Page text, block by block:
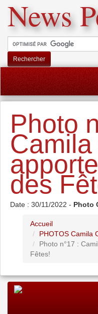
News
Rechercher
Photo
des
Date : 30/11/2022 - Photo
Accueil
PHOTOS Camila
Photo n°17 :
Fêtes!